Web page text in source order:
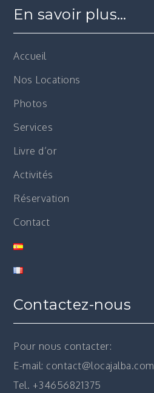
En savoir plus…
Accueil
Nos Locations
Photos
Services
Livre d’or
Activités
Réservation
Contact
Contactez-nous
Pour nous contacter:
E-mail: contact@locajalba.com
Tel. +34656821375